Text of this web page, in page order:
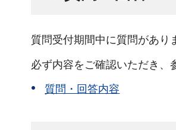
質問受付期間中に質問があり
必ず内容をご確認いただき、
質問・回答内容